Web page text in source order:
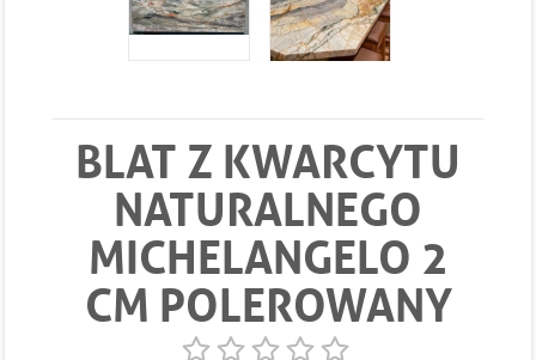
BLAT Z KWARCYTU
NATURALNEGO
MICHELANGELO 2
CM POLEROWANY